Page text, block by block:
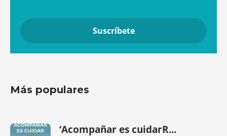
Más populares
‘Acompañar es cuidarR...